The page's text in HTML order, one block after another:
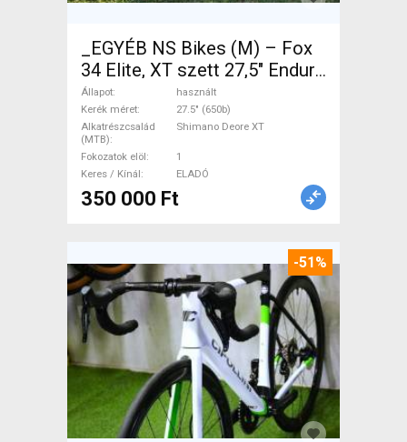
_EGYÉB NS Bikes (M) – Fox
34 Elite, XT szett 27,5" Enduro
/ Freeride / DH 27.5" (650b)
Shimano Deore XT használt
ELADÓ
Állapot
használt
Kerék méret
27.5" (650b)
Alkatrészcsalád
(MTB)
Shimano Deore XT
Fokozatok elöl
1
Keres / Kínál
ELADÓ
350 000 Ft
-51%